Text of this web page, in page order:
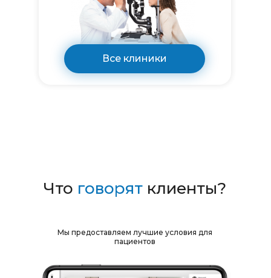
Все клиники
Что говорят клиенты?
Мы предоставляем лучшие условия для
пациентов